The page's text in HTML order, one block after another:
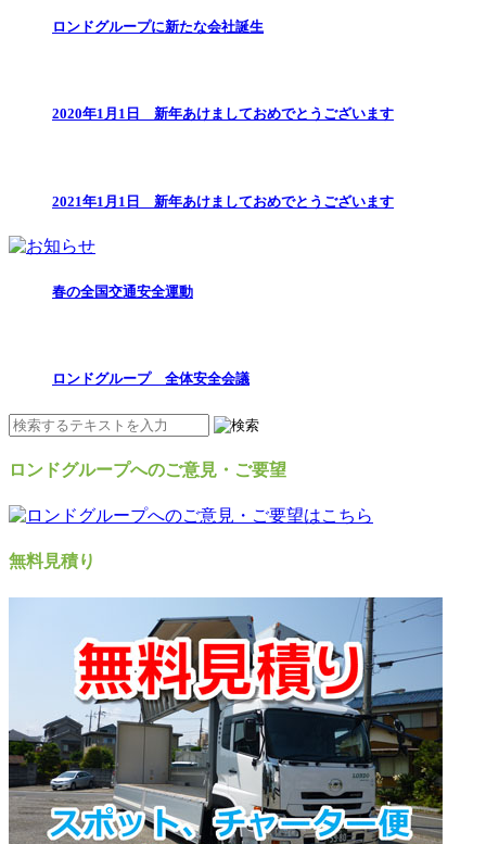
ロンドグループに新たな会社誕生
2020年1月1日 新年あけましておめでとうございます
2021年1月1日 新年あけましておめでとうございます
春の全国交通安全運動
ロンドグループ 全体安全会議
ロンドグループへのご意見・ご要望
無料見積り